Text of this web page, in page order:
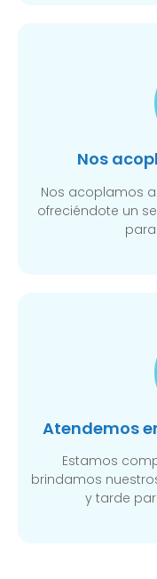
Nos
Nos acoplamos
ofreciéndote un
Atendemos
Estamos
brindamos
y tarde